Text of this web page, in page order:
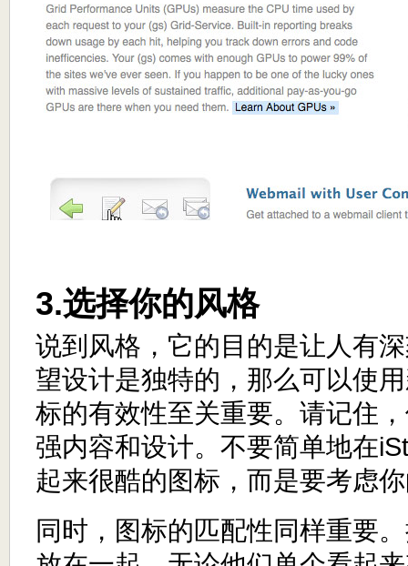
3.选择你的风格
说到风格，它的目的是让人有
望设计是独特的，那么可以使
标的有效性至关重要。请记住
强内容和设计。不要简单地在
起来很酷的图标，而是要考虑
同时，图标的匹配性同样重要